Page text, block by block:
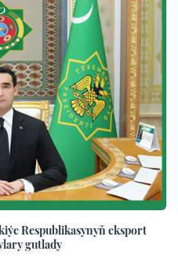
Respublikasynyň eksport
gutlady